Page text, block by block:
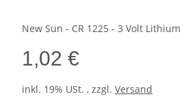
New Sun - CR 1225 - 3 Volt Lithium
1,02 €
inkl. 19% USt. , zzgl. Versand